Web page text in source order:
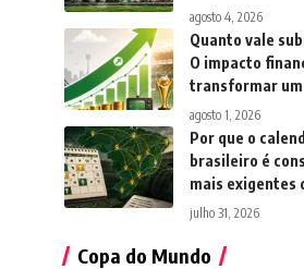
agosto 4, 2026
Quanto vale
O impacto
transformar
agosto 1, 2026
Por que o
brasileiro é
mais exigentes
julho 31, 2026
Copa do Mundo